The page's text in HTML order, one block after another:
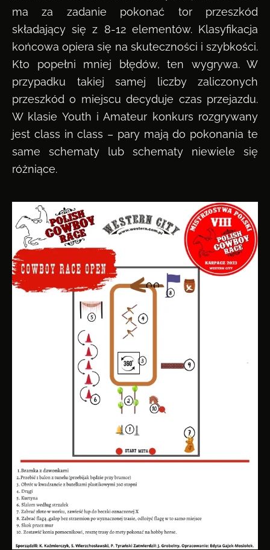
ma za zadanie pokonać tor przeszkód
składający się z 8-12 elementów. Klasyfikacja
końcowa opiera się na skuteczności i szybkości.
Kto popełni mniej błędów, ten wygrywa. W
przypadku takiej samej liczby zaliczonych
przeszkód o miejscu decyduje czas przejazdu.
W klasie Youth i Amateur konkurs rozgrywany
jest class in class – pary mają do pokonania te
same schematy lub schematy niewiele się
różniące.